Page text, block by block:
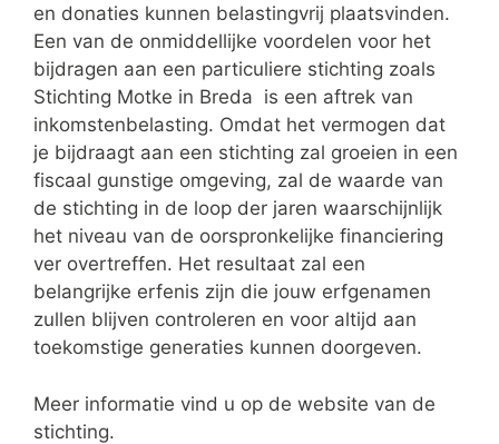
en donaties kunnen belastingvrij plaatsvinden.
Een van de onmiddellijke voordelen voor het
bijdragen aan een particuliere stichting zoals
Stichting Motke in Breda is een aftrek van
inkomstenbelasting. Omdat het vermogen dat
je bijdraagt aan een stichting zal groeien in een
fiscaal gunstige omgeving, zal de waarde van
de stichting in de loop der jaren waarschijnlijk
het niveau van de oorspronkelijke financiering
ver overtreffen. Het resultaat zal een
belangrijke erfenis zijn die jouw erfgenamen
zullen blijven controleren en voor altijd aan
toekomstige generaties kunnen doorgeven.
Meer informatie vind u op de website van de
stichting.